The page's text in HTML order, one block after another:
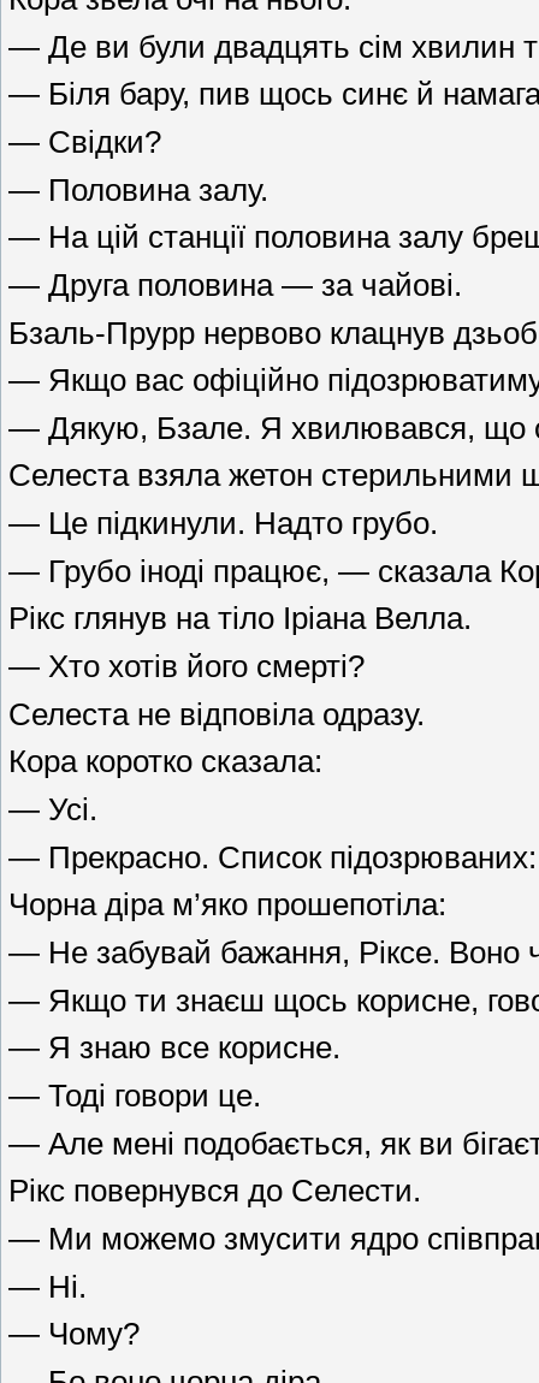
— Де ви були двадцять сім хвилин
— Біля бару, пив щось синє й
— Свідки?
— Половина залу.
— На цій станції половина залу
— Друга половина — за чайові.
Бзаль-Прурр нервово клацнув
— Якщо вас офіційно
— Дякую, Бзале. Я хвилювався, що
Селеста взяла жетон стерильними
— Це підкинули. Надто грубо.
— Грубо іноді працює, — сказала
Рікс глянув на тіло Іріана Велла.
— Хто хотів його смерті?
Селеста не відповіла одразу.
Кора коротко сказала:
— Усі.
— Прекрасно. Список підозрюваних:
Чорна діра м’яко прошепотіла:
— Не забувай бажання, Ріксе. Воно
— Якщо ти знаєш щось корисне,
— Я знаю все корисне.
— Тоді говори це.
— Але мені подобається, як ви
Рікс повернувся до Селести.
— Ми можемо змусити ядро
— Ні.
— Чому?